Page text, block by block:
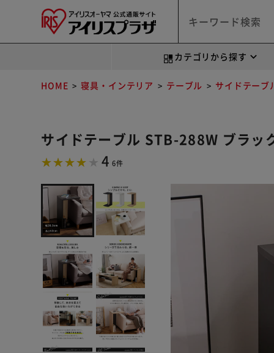
カテゴリから探す
HOME 寝具・インテリア テーブル サイドテーブ
サイドテーブル STB-288W ブラッ
4 6件